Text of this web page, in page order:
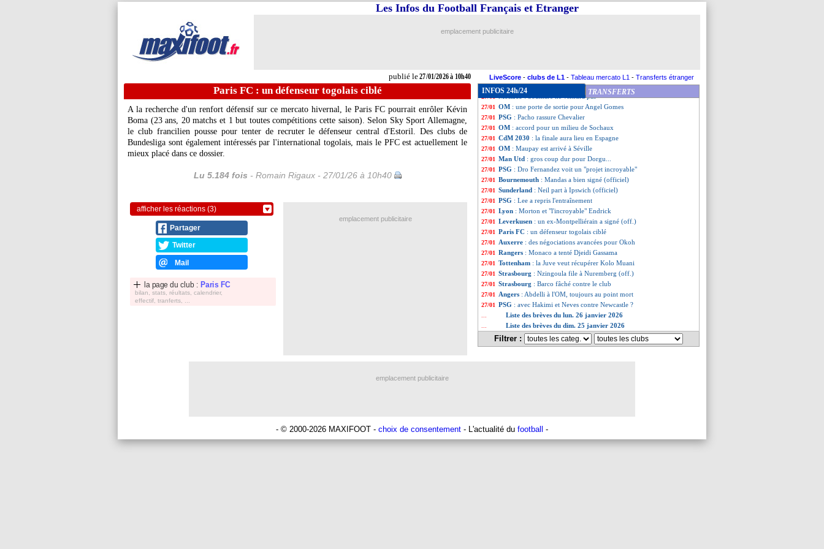
publié le27/01/2026 à 10h40
Les Infos du Football Français et Etranger
emplacement publicitaire
LiveScore - clubs de L1 - Tableau mercato L1 - Transferts étranger
Paris FC : un défenseur togolais ciblé
A la recherche d'un renfort défensif sur ce mercato hivernal, le Paris FC pourrait enrôler Kévin
Boma (23 ans, 20 matchs et 1 but toutes compétitions cette saison). Selon Sky Sport Allemagne,
le club francilien pousse pour tenter de recruter le défenseur central d'Estoril. Des clubs de
Bundesliga sont également intéressés par l'international togolais, mais le PFC est actuellement le
mieux placé dans ce dossier.
Lu 5.184 fois - Romain Rigaux - 27/01/26 à 10h40
afficher les réactions (3)
Partager
Twitter
Mail
la page du club : Paris FC
bilan, stats, réultats, calendrier,
effectif, tranferts, ...
INFOS 24h/24 TRANSFERTS
27/01 Rennes: Al-Hilal recalé pour Meïté
27/01 OM: Mughe transféré à Chypre (officiel)
27/01 Bournemouth
27/01 Lyon: les Bad Gones préviennent Textor
27/01 OM: Joseph a signé (officiel)
: Soumaré ne viendra pas
27/01 OM : une porte de sortie pour Angel Gomes
27/01 PSG : Pacho rassure Chevalier
27/01 OM : accord pour un milieu de Sochaux
27/01 CdM 2030 : la finale aura lieu en Espagne
27/01 OM : Maupay est arrivé à Séville
27/01 Man Utd : gros coup dur pour Dorgu...
27/01 PSG : Dro Fernandez voit un "projet incroyable"
27/01 Bournemouth : Mandas a bien signé (officiel)
27/01 Sunderland : Neil part à Ipswich (officiel)
27/01 PSG : Lee a repris l'entraînement
27/01 Lyon : Morton et "l'incroyable" Endrick
27/01 Leverkusen : un ex-Montpelliérain a signé (off.)
27/01 Paris FC : un défenseur togolais ciblé
27/01 Auxerre : des négociations avancées pour Okoh
27/01 Rangers : Monaco a tenté Djeidi Gassama
27/01 Tottenham : la Juve veut récupérer Kolo Muani
27/01 Strasbourg : Nzingoula file à Nuremberg (off.)
27/01 Strasbourg : Barco fâché contre le club
27/01 Angers : Abdelli à l'OM, toujours au point mort
27/01 PSG : avec Hakimi et Neves contre Newcastle ?
Liste des brèves du lun. 26 janvier 2026
Liste des brèves du dim. 25 janvier 2026
Filtrer :
emplacement publicitaire
emplacement publicitaire
- © 2000-2026 MAXIFOOT - choix de consentement - L'actualité du football -